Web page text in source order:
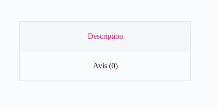
Description
Avis (0)